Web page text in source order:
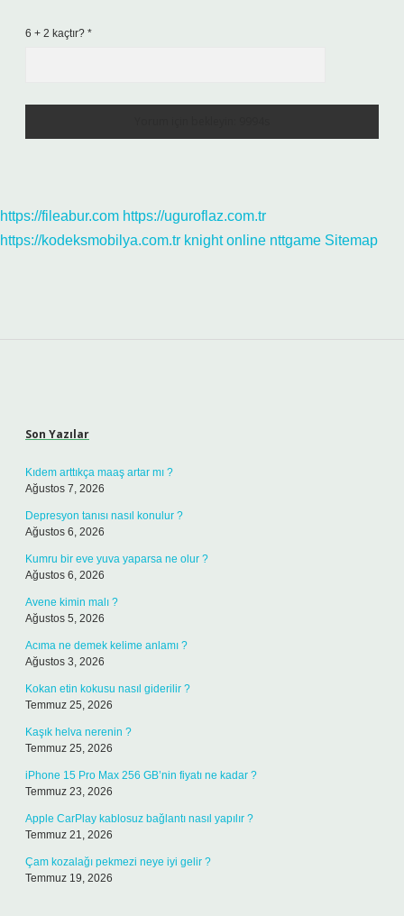
6 + 2 kaçtır? *
https://fileabur.com https://uguroflaz.com.tr
https://kodeksmobilya.com.tr knight online nttgame Sitemap
Son Yazılar
Kıdem arttıkça maaş artar mı ?
Ağustos 7, 2026
Depresyon tanısı nasıl konulur ?
Ağustos 6, 2026
Kumru bir eve yuva yaparsa ne olur ?
Ağustos 6, 2026
Avene kimin malı ?
Ağustos 5, 2026
Acıma ne demek kelime anlamı ?
Ağustos 3, 2026
Kokan etin kokusu nasıl giderilir ?
Temmuz 25, 2026
Kaşık helva nerenin ?
Temmuz 25, 2026
iPhone 15 Pro Max 256 GB’nin fiyatı ne kadar ?
Temmuz 23, 2026
Apple CarPlay kablosuz bağlantı nasıl yapılır ?
Temmuz 21, 2026
Çam kozalağı pekmezi neye iyi gelir ?
Temmuz 19, 2026